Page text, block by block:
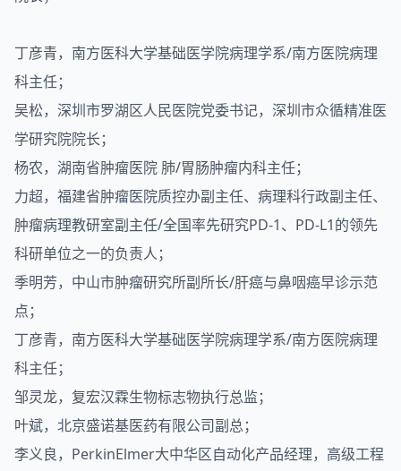
丁彦青，南方医科大学基础医学院病理学系/南方医院病理
科主任；
吴松，深圳市罗湖区人民医院党委书记，深圳市众循精准医
学研究院院长；
杨农，湖南省肿瘤医院 肺/胃肠肿瘤内科主任；
力超，福建省肿瘤医院质控办副主任、病理科行政副主任、
肿瘤病理教研室副主任/全国率先研究PD-1、PD-L1的领先
科研单位之一的负责人；
季明芳，中山市肿瘤研究所副所长/肝癌与鼻咽癌早诊示范
点；
丁彦青，南方医科大学基础医学院病理学系/南方医院病理
科主任；
邹灵龙，复宏汉霖生物标志物执行总监；
叶斌，北京盛诺基医药有限公司副总；
李义良，PerkinElmer大中华区自动化产品经理，高级工程